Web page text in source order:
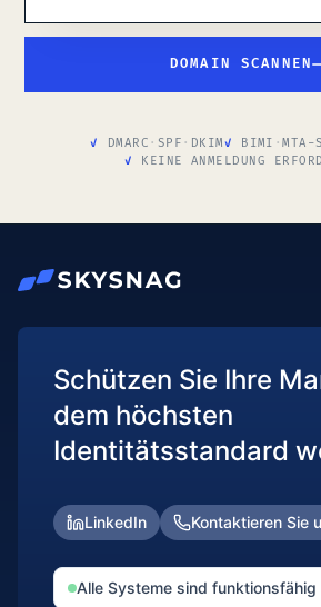
DOMAIN SCANNEN
DMARC · SPF · DKIM BIMI ·MTA-
KEINE ANMELDUNG
Schützen Sie Ihre
dem höchsten
Identitätsstandard
LinkedIn Kontaktieren Sie
Alle Systeme sind funktionsfähig